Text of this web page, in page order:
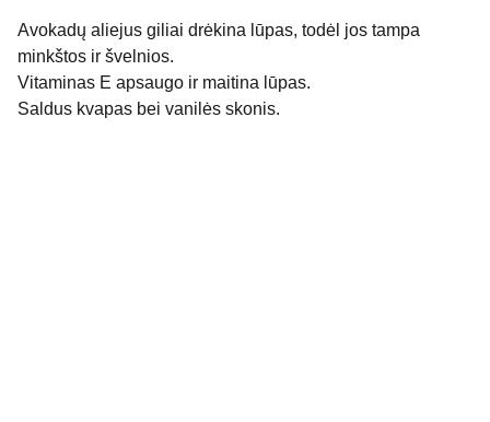
Avokadų aliejus giliai drėkina lūpas, todėl jos tampa
minkštos ir švelnios.
Vitaminas E apsaugo ir maitina lūpas.
Saldus kvapas bei vanilės skonis.